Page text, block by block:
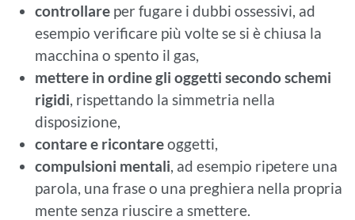
controllare per fugare i dubbi ossessivi, ad
esempio verificare più volte se si è chiusa la
macchina o spento il gas,
mettere in ordine gli oggetti secondo schemi
rigidi, rispettando la simmetria nella
disposizione,
contare e ricontareoggetti,
compulsioni mentali, ad esempio ripetere una
parola, una frase o una preghiera nella propria
mente senza riuscire a smettere.